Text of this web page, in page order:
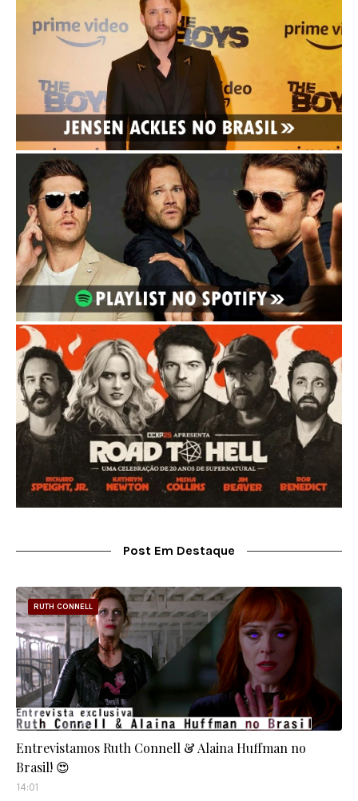
Post Em Destaque
RUTH CONNELL
Entrevistamos Ruth Connell & Alaina Huffman no
Brasil! 😍
14:01